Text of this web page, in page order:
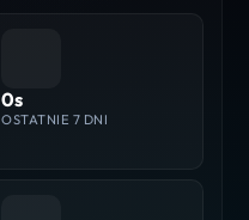
0s
OSTATNIE 7 DNI